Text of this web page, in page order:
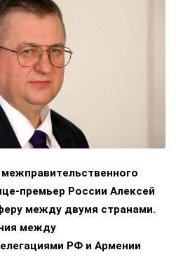
премьер России Алексей
между двумя странами.
между
РФ и Армении